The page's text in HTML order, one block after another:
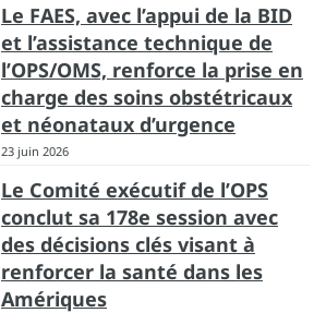
Le FAES, avec l’appui de la BID
et l’assistance technique de
l’OPS/OMS, renforce la prise en
charge des soins obstétricaux
et néonataux d’urgence
23 juin 2026
Le Comité exécutif de l’OPS
conclut sa 178e session avec
des décisions clés visant à
renforcer la santé dans les
Amériques